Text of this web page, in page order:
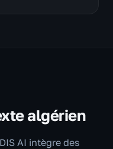
algérien
AI intègre des